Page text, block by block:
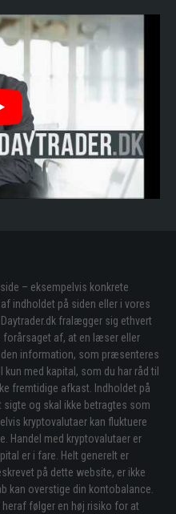
– eksempelvis konkrete
indholdet på siden eller i vores
fralægger sig ethvert
forårsaget af, at en læser eller
information, som præsenteres
med kapital, som du har råd til
fremtidige afkast. Indholdet på
og skal ikke betragtes som
kryptovalutaer kan fluktuere
Handel med kryptovalutaer er
er i fare. Helt generelt er
på dette website, er ikke
kan overstige din kontobalance.
heraf følger en høj risiko for at